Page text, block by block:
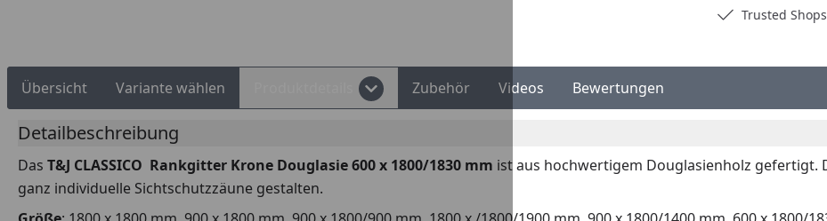
Trusted
Übersicht Variante wählen Zubehör Videos Bewertungen
Detailbeschreibung
Das T&J CLASSICO Rankgitter Krone Douglasie 600 x 1800/1830 mm ist aus hochwertigem Douglasienholz gefertigt.
ganz individuelle Sichtschutzzäune gestalten.